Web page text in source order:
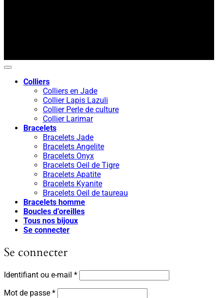
Colliers
Colliers en Jade
Collier Lapis Lazuli
Collier Perle de culture
Collier Larimar
Bracelets
Bracelets Jade
Bracelets Angelite
Bracelets Onyx
Bracelets Oeil de Tigre
Bracelets Apatite
Bracelets Kyanite
Bracelets Oeil de taureau
Bracelets homme
Boucles d’oreilles
Tous nos bijoux
Se connecter
Se connecter
Identifiant ou e-mail *Obligatoire
Mot de passe *Obligatoire